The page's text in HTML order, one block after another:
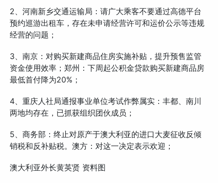
2、河南新乡交通运输局：请广大乘客不要通过高德平台
预约巡游出租车，存在未申请经营许可和运价公示等违规
经营的问题；
3、南京：对购买新建商品住房实施补贴，提升预售监管
资金使用效率；郑州：下周起公积金贷款购买新建商品房
最低首付降为20%；
4、重庆人社局通报事业单位考试作弊属实：丰都、南川
两地均存在，已抓获组织团伙成员；
5、商务部：终止对原产于澳大利亚的进口大麦征收反倾
销税和反补贴税。澳方：对这一决定表示欢迎；
澳大利亚外长黄英贤 资料图